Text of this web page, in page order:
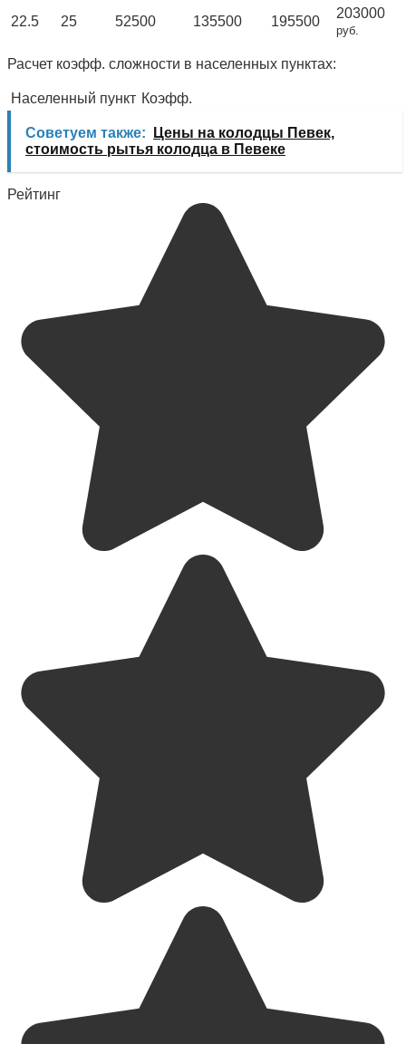
22.5 25 52500 135500 195500
203000
руб.
Расчет коэфф. сложности в населенных пунктах:
Населенный пункт Коэфф.
Советуем также:
Цены на колодцы Певек,
стоимость рытья колодца в Певеке
Рейтинг